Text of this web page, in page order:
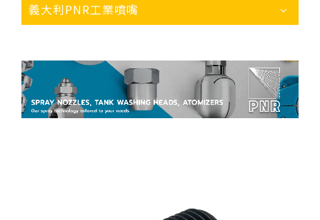
義大利PNR工業噴嘴